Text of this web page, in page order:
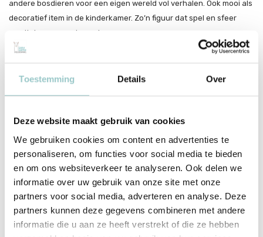
Toestemming Details Over
Deze website maakt gebruik van cookies
We gebruiken cookies om content en advertenties te
personaliseren, om functies voor social media te bieden
en om ons websiteverkeer te analyseren. Ook delen we
informatie over uw gebruik van onze site met onze
partners voor social media, adverteren en analyse. Deze
partners kunnen deze gegevens combineren met andere
informatie die u aan ze heeft verstrekt of die ze hebben
andere bosdieren voor een eigen wereld vol verhalen. Ook mooi als
decoratief item in de kinderkamer. Zo’n figuur dat spel en sfeer
moeiteloos samenbrengt.
Productspecificaties
Collectie Bosdieren
Houten Speelfiguren
Toon meer
Delen